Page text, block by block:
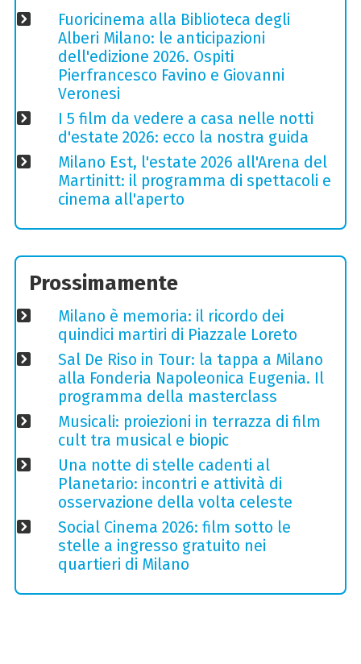
Fuoricinema alla Biblioteca degli
Alberi Milano: le anticipazioni
dell'edizione 2026. Ospiti
Pierfrancesco Favino e Giovanni
Veronesi
I 5 film da vedere a casa nelle notti
d'estate 2026: ecco la nostra guida
Milano Est, l'estate 2026 all'Arena del
Martinitt: il programma di spettacoli e
cinema all'aperto
Prossimamente
Milano è memoria: il ricordo dei
quindici martiri di Piazzale Loreto
Sal De Riso in Tour: la tappa a Milano
alla Fonderia Napoleonica Eugenia. Il
programma della masterclass
Musicali: proiezioni in terrazza di film
cult tra musical e biopic
Una notte di stelle cadenti al
Planetario: incontri e attività di
osservazione della volta celeste
Social Cinema 2026: film sotto le
stelle a ingresso gratuito nei
quartieri di Milano